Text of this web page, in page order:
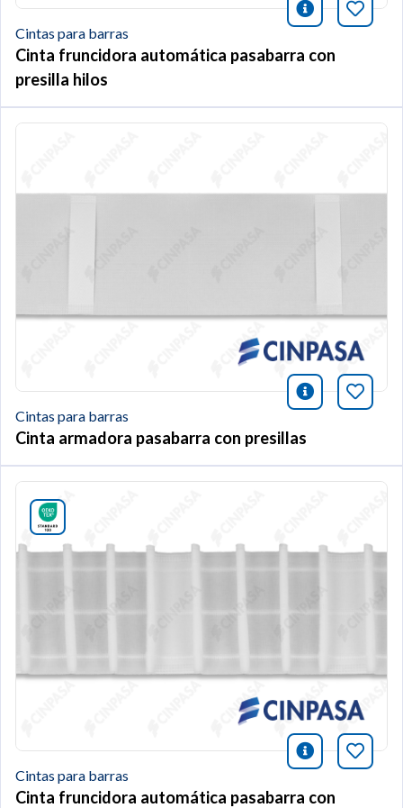
icono
Cintas para barras
Cinta fruncidora automática pasabarra con
presilla hilos
icono
Cintas para barras
Cinta armadora pasabarra con presillas
icono
Cintas para barras
Cinta fruncidora automática pasabarra con